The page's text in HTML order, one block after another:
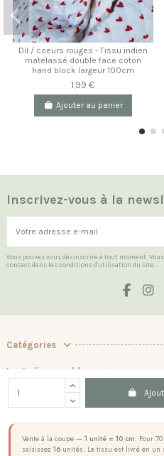
Vente à la coupe — 1 unité = 10 cm. Pour
saisissez 16 unités. Le tissu est livré en un
Dil / coeurs rouges - Tissu indien
matelassé double face coton
hand block largeur 100cm
1,99 €
Ajouter au panier
Inscrivez-vous à la
Vous pouvez vous désinscrire à tout moment.
contact dans les conditions d'utilisation du site.
Catégories
Les Indispensables
La boutique
Contact us